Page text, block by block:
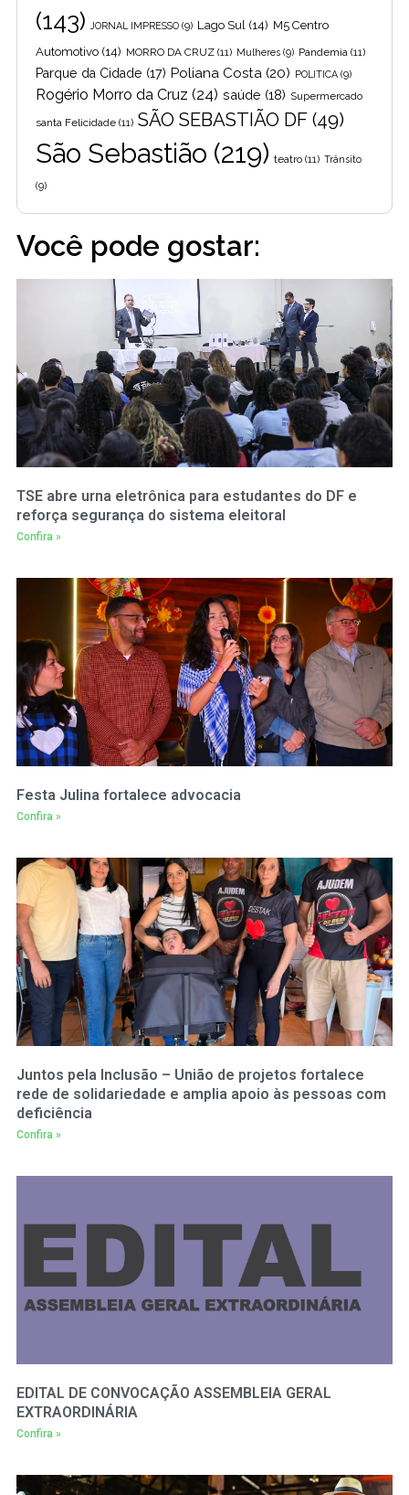
(143) JORNAL IMPRESSO (9) Lago Sul (14) M5 Centro
Automotivo (14) MORRO DA CRUZ (11) Mulheres (9) Pandemia (11)
Parque da Cidade (17) Poliana Costa (20) POLITICA (9)
Rogério Morro da Cruz (24) saúde (18) Supermercado
santa Felicidade (11) SÃO SEBASTIÃO DF (49)
São Sebastião (219) teatro (11) Trânsito
(9)
Você pode gostar:
TSE abre urna eletrônica para estudantes do DF e
reforça segurança do sistema eleitoral
Confira »
Festa Julina fortalece advocacia
Confira »
Juntos pela Inclusão – União de projetos fortalece
rede de solidariedade e amplia apoio às pessoas com
deficiência
Confira »
EDITAL DE CONVOCAÇÃO ASSEMBLEIA GERAL
EXTRAORDINÁRIA
Confira »